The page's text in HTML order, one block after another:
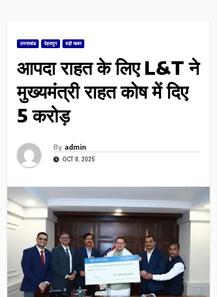
उत्तराखंड देहरादून बड़ी खबर
आपदा राहत के लिए L&T ने
मुख्यमंत्री राहत कोष में दिए
5 करोड़
By admin
OCT 8, 2025